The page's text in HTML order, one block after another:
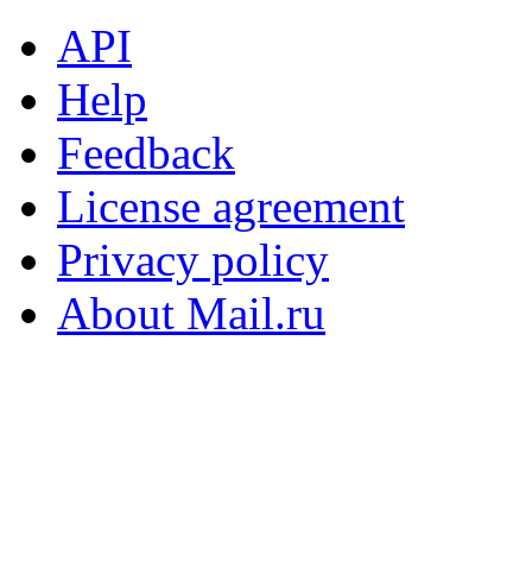
API
Help
Feedback
License agreement
Privacy policy
About Mail.ru